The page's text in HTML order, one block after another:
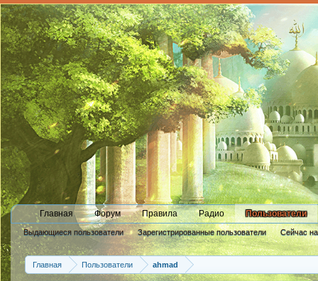
Главная Форум Правила Радио Пользователи
Выдающиеся пользователи Зарегистрированные пользователи Сейчас
Новые сообщения профиля
Главная
Пользователи ahmad